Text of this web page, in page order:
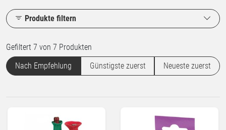
Produkte filtern
Gefiltert 7 von 7 Produkten
Nach Empfehlung
Günstigste zuerst Neueste zuerst